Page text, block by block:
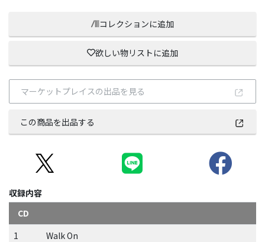
コレクションに追加
欲しい物リストに追加
マーケットプレイスの出品を見る
この商品を出品する
収録内容
CD
1
Walk On